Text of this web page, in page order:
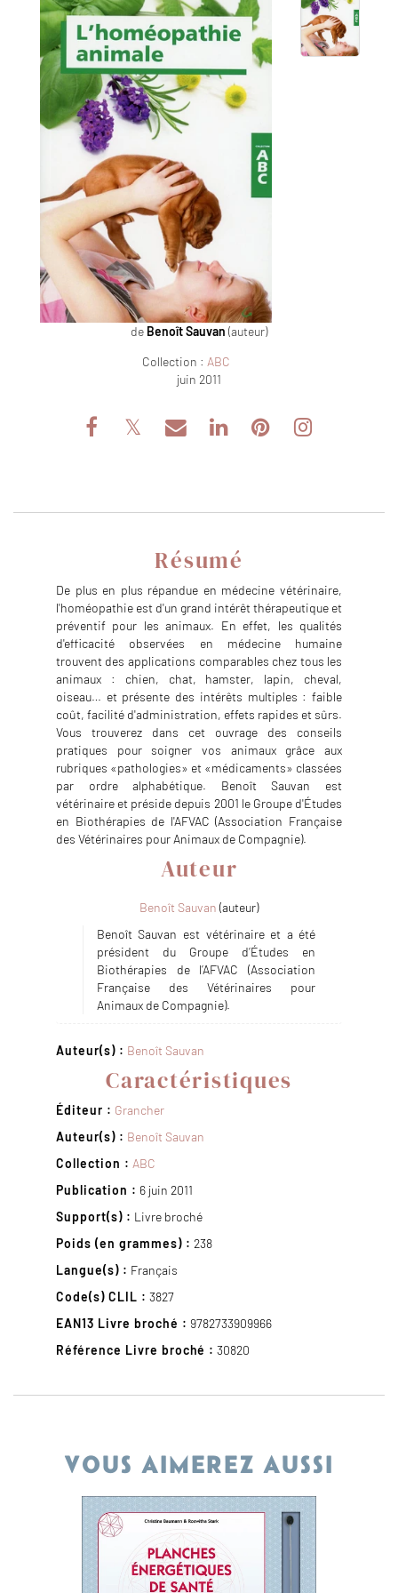
de Benoît Sauvan (auteur)
Collection : ABC
juin 2011
Résumé
De plus en plus répandue en médecine vétérinaire,
l'homéopathie est d'un grand intérêt thérapeutique et
préventif pour les animaux. En effet, les qualités
d'efficacité observées en médecine humaine
trouvent des applications comparables chez tous les
animaux : chien, chat, hamster, lapin, cheval,
oiseau… et présente des intérêts multiples : faible
coût, facilité d'administration, effets rapides et sûrs.
Vous trouverez dans cet ouvrage des conseils
pratiques pour soigner vos animaux grâce aux
rubriques «pathologies» et «médicaments» classées
par ordre alphabétique. Benoît Sauvan est
vétérinaire et préside depuis 2001 le Groupe d'Études
en Biothérapies de l'AFVAC (Association Française
des Vétérinaires pour Animaux de Compagnie).
Auteur
Benoît Sauvan (auteur)
Benoît Sauvan est vétérinaire et a été
président du Groupe d’Études en
Biothérapies de l’AFVAC (Association
Française des Vétérinaires pour
Animaux de Compagnie).
Auteur(s) : Benoît Sauvan
Caractéristiques
Éditeur : Grancher
Auteur(s) : Benoît Sauvan
Collection : ABC
Publication : 6 juin 2011
Support(s) : Livre broché
Poids (en grammes) : 238
Langue(s) : Français
Code(s) CLIL : 3827
EAN13 Livre broché : 9782733909966
Référence Livre broché : 30820
VOUS AIMEREZ AUSSI